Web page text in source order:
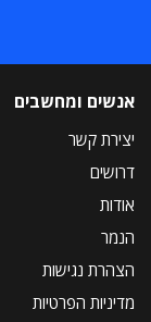
אנשים ומחשבים
יצירת קשר
דרושים
אודות
הנמר
הצהרת נגישות
מדיניות הפרטיות